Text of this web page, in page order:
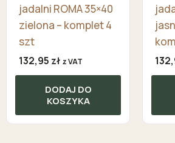
jadalni ROMA 35×40
zielona – komplet 4
szt
132,95 zł z VAT
DODAJ DO
KOSZYKA